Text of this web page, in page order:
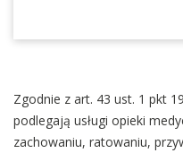
Zgodnie z art. 43 ust. 1 pkt
podlegają usługi opieki
zachowaniu, ratowaniu,